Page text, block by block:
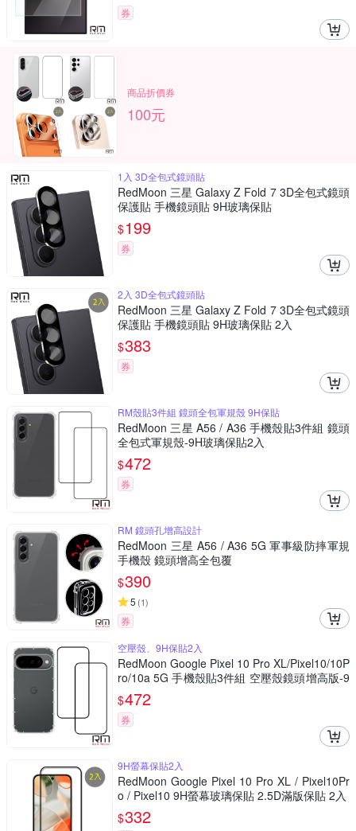
券
商品折價券
100元
1入 3D全包式鏡頭貼
RedMoon 三星 Galaxy Z Fold 7 3D全包式鏡頭
保護貼 手機鏡頭貼 9H玻璃保貼
$199
券
2入 3D全包式鏡頭貼
RedMoon 三星 Galaxy Z Fold 7 3D全包式鏡頭
保護貼 手機鏡頭貼 9H玻璃保貼 2入
$383
券
RM殼貼3件組 鏡頭全包軍規殼 9H保貼
RedMoon 三星 A56 / A36 手機殼貼3件組 鏡頭
全包式軍規殼-9H玻璃保貼2入
$472
券
RM 鏡頭孔增高設計
RedMoon 三星 A56 / A36 5G 軍事級防摔軍規
手機殼 鏡頭增高全包覆
$390
5 (1)
券
空壓殼、9H保貼2入
RedMoon Google Pixel 10 Pro XL/Pixel10/10P
ro/10a 5G 手機殼貼3件組 空壓殼鏡頭增高版-9
H玻璃保貼2入
$472
券
9H螢幕保貼2入
RedMoon Google Pixel 10 Pro XL / Pixel10Pr
o / Pixel10 9H螢幕玻璃保貼 2.5D滿版保貼 2入
$332